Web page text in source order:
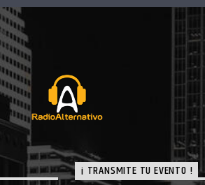
¡ TRANSMITE TU EVENTO !